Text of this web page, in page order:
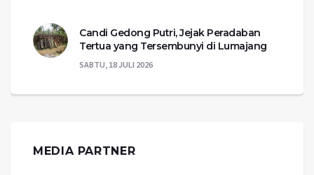
Candi Gedong Putri, Jejak Peradaban
Tertua yang Tersembunyi di Lumajang
SABTU, 18 JULI 2026
MEDIA PARTNER